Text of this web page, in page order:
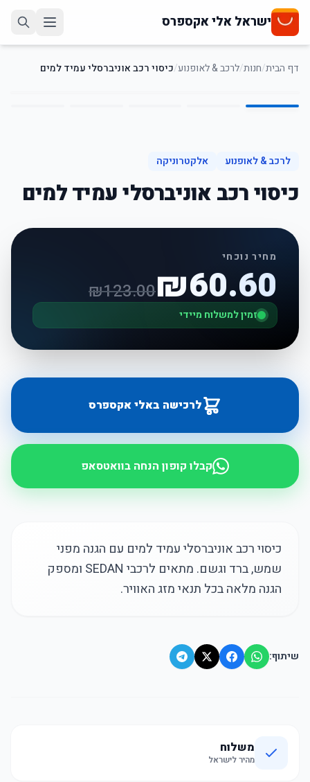
ישראל אלי אקספרס
דף הבית/חנות/לרכב & לאופנוע/כיסוי רכב אוניברסלי עמיד למים
1
/
5
לרכב & לאופנוע אלקטרוניקה
כיסוי רכב אוניברסלי עמיד למים
מחיר נוכחי
₪60.60
₪123.00
זמין למשלוח מיידי
לרכישה באלי אקספרס
קבלו קופון הנחה בוואטסאפ
כיסוי רכב אוניברסלי עמיד למים עם הגנה מפני
שמש, ברד וגשם. מתאים לרכבי SEDAN ומספק
הגנה מלאה בכל תנאי מזג האוויר.
שיתוף:
משלוח
מהיר לישראל